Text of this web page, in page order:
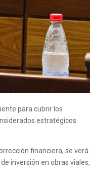
para cubrir los
estratégicos
financiera, se verá
inversión en obras viales,